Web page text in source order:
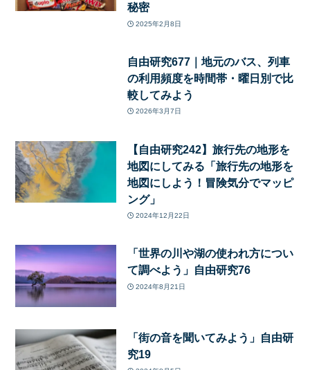
秘密
2025年2月8日
自由研究677｜地元のバス、列車
の利用頻度を時間帯・曜日別で比
較してみよう
2026年3月7日
【自由研究242】旅行先の地形を
地図にしてみる「旅行先の地形を
地図にしよう！冒険気分でマッピ
ング」
2024年12月22日
「世界の川や湖の使われ方につい
て調べよう」自由研究76
2024年8月21日
「街の音を聞いてみよう」自由研
究19